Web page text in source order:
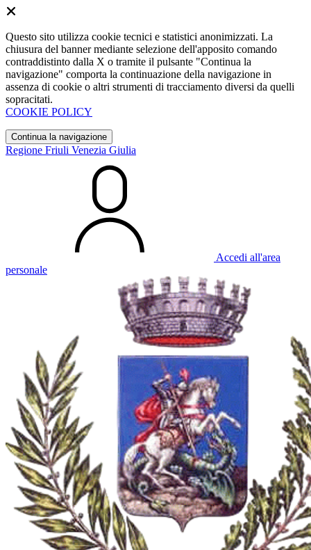
Questo sito utilizza cookie tecnici e statistici anonimizzati. La
chiusura del banner mediante selezione dell'apposito comando
contraddistinto dalla X o tramite il pulsante "Continua la
navigazione" comporta la continuazione della navigazione in
assenza di cookie o altri strumenti di tracciamento diversi da quelli
sopracitati.
COOKIE POLICY
Continua la navigazione
Regione Friuli Venezia Giulia
Accedi all'area
personale